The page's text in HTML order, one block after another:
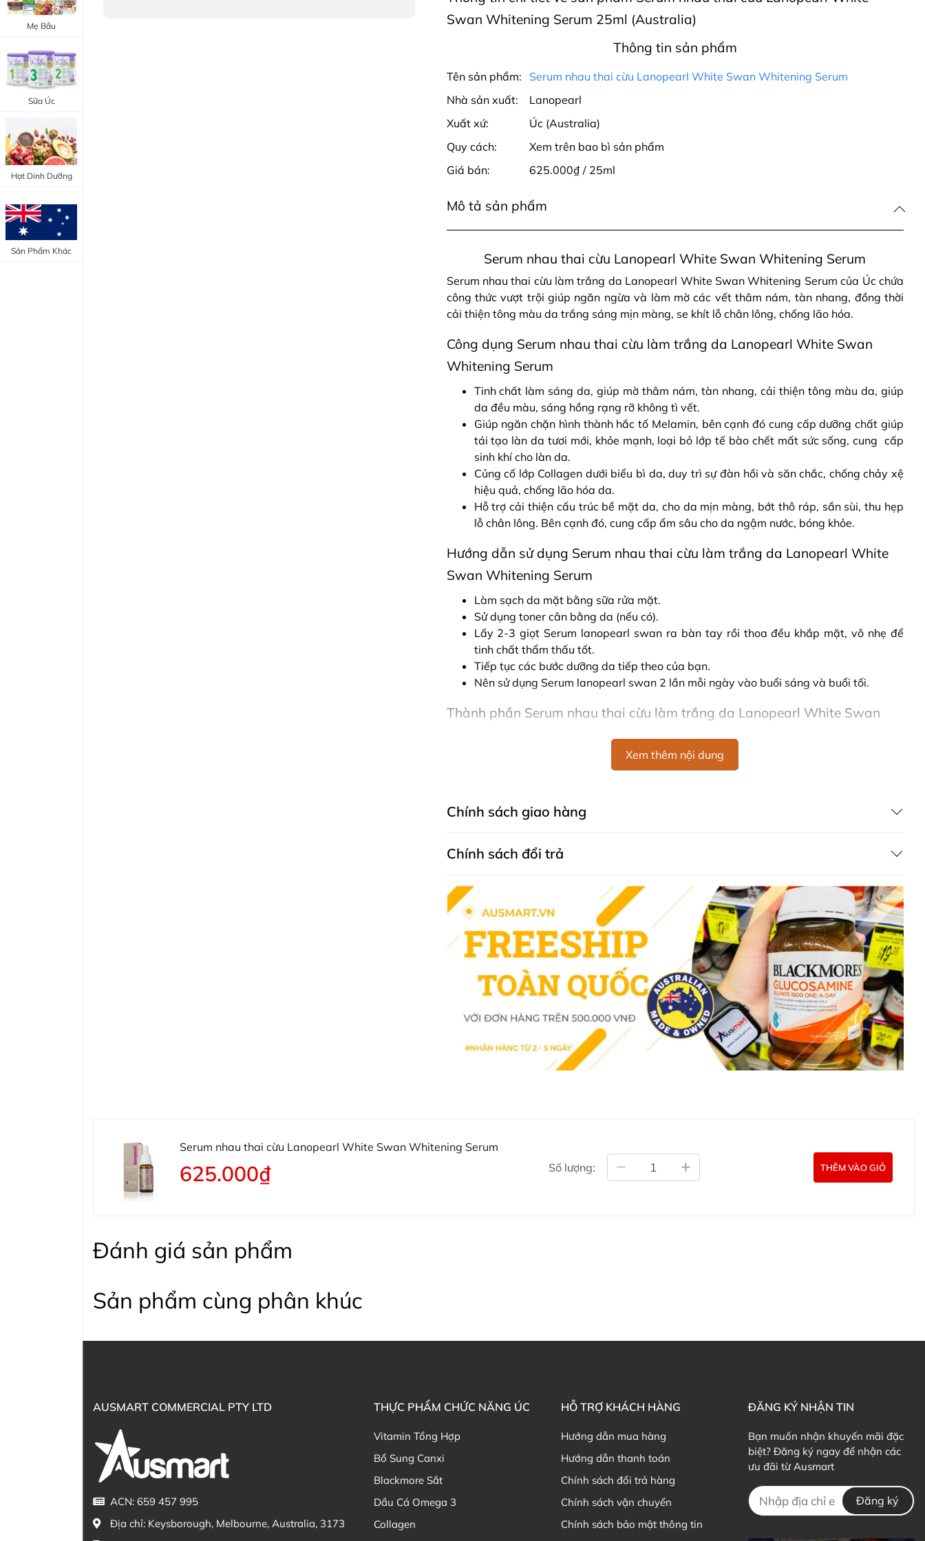
Mẹ Bầu
Sữa Úc
Hạt Dinh Dưỡng
Sản Phẩm Khác
Swan Whitening Serum 25ml (Australia)
Thông tin sản phẩm
Tên sản phẩm:
Serum nhau thai cừu Lanopearl White Swan Whitening Serum
Nhà sản xuất:
Lanopearl
Xuất xứ:
Úc (Australia)
Quy cách:
Xem trên bao bì sản phẩm
Giá bán:
625.000₫ / 25ml
Mô tả sản phẩm
Serum nhau thai cừu Lanopearl White Swan Whitening Serum
Serum nhau thai cừu làm trắng da Lanopearl White Swan Whitening Serum của Úc chứa
công thức vượt trội giúp ngăn ngừa và làm mờ các vết thâm nám, tàn nhang, đồng thời
cải thiện tông màu da trắng sáng mịn màng, se khít lỗ chân lông, chống lão hóa.
Công dụng Serum nhau thai cừu làm trắng da Lanopearl White Swan
Whitening Serum
Tinh chất làm sáng da, giúp mờ thâm nám, tàn nhang, cải thiện tông màu da, giúp
da đều màu, sáng hồng rạng rỡ không tì vết.
Giúp ngăn chặn hình thành hắc tố Melamin, bên cạnh đó cung cấp dưỡng chất giúp
tái tạo làn da tươi mới, khỏe mạnh, loại bỏ lớp tế bào chết mất sức sống, cung cấp
sinh khí cho làn da.
Củng cố lớp Collagen dưới biểu bì da, duy trì sự đàn hồi và săn chắc, chống chảy xệ
hiệu quả, chống lão hóa da.
Hỗ trợ cải thiện cấu trúc bề mặt da, cho da mịn màng, bớt thô ráp, sần sùi, thu hẹp
lỗ chân lông. Bên cạnh đó, cung cấp ẩm sâu cho da ngậm nước, bóng khỏe.
Hướng dẫn sử dụng Serum nhau thai cừu làm trắng da Lanopearl White
Swan Whitening Serum
Làm sạch da mặt bằng sữa rửa mặt.
Sử dụng toner cân bằng da (nếu có).
Lấy 2-3 giọt Serum lanopearl swan ra bàn tay rồi thoa đều khắp mặt, vô nhẹ để
tinh chất thẩm thấu tốt.
Tiếp tục các bước dưỡng da tiếp theo của bạn.
Nên sử dụng Serum lanopearl swan 2 lần mỗi ngày vào buổi sáng và buổi tối.
Thành phần Serum nhau thai cừu làm trắng da Lanopearl White Swan
Retinol 15D (vitamin A tự nhiên), Tinh chất nhau thai cừu, Vitamin E, tinh dầu đà điểu,...
Swan Whitening Serum
cơ địa của từng người.
Mua Serum nhau thai cừu Lanopearl White Swan Whitening Serum ở đâu?
Khách hàng có thể đặt mua Serum nhau thai cừu Lanopearl White Swan Whitening
Serum 25ml trực tiếp trên website hoặc liên hệ với các kênh tư vấn hỗ trợ khách hàng của
Ausmart tại:
| Hàng Úc chính hãng
Zalo Ausmart.au| Ausmart Commercial Pty Ltd (Australia)
Điện thoại liên hệ đặt hàng:0902.571.389
Thạc sĩ Điều dưỡng & Cố vấn sản phẩm Lily Huỳnh Đã duyệt nội dung
Xem thêm nội dung
Chính sách giao hàng
Chính sách đổi trả
Serum nhau thai cừu Lanopearl White Swan Whitening Serum
625.000₫ Số lượng: THÊM VÀO GIỎ
Đánh giá sản phẩm
Sản phẩm cùng phân khúc
AUSMART COMMERCIAL PTY LTD
ACN: 659 457 995
Địa chỉ: Keysborough, Melbourne, Australia, 3173
THỰC PHẨM CHỨC NĂNG ÚC
Vitamin Tổng Hợp
Bổ Sung Canxi
Blackmore Sắt
Dầu Cá Omega 3
Collagen
HỖ TRỢ KHÁCH HÀNG
Hướng dẫn mua hàng
Hướng dẫn thanh toán
Chính sách đổi trả hàng
Chính sách vận chuyển
Chính sách bảo mật thông tin
ĐĂNG KÝ NHẬN TIN
Bạn muốn nhận khuyến mãi đặc
biệt? Đăng ký ngay để nhận các
ưu đãi từ Ausmart
Đăng ký